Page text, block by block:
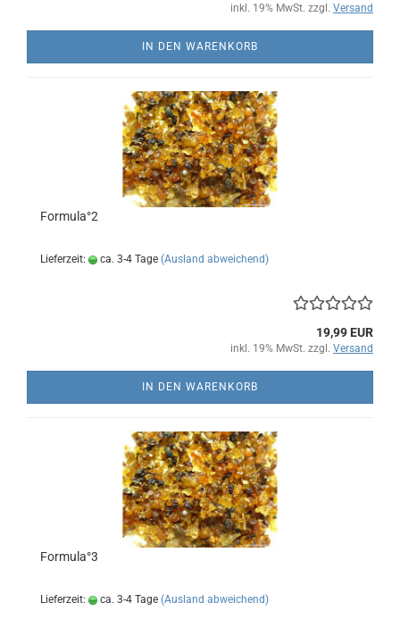
inkl. 19% MwSt. zzgl. Versand
IN DEN WARENKORB
Formula°2
Lieferzeit: ca. 3-4 Tage (Ausland abweichend)
19,99 EUR
inkl. 19% MwSt. zzgl. Versand
IN DEN WARENKORB
Formula°3
Lieferzeit: ca. 3-4 Tage (Ausland abweichend)